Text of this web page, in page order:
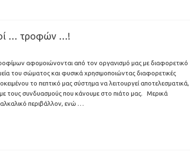
… τροφών …!
αφομοιώνονται από τον οργανισμό μας με διαφορετικό
του σώματος και φυσικά χρησιμοποιώντας διαφορετικές
το πεπτικό μας σύστημα να λειτουργεί αποτελεσματικά,
τους συνδυασμούς που κάνουμε στο πιάτο μας. Μερικά
περιβάλλον, ενώ …